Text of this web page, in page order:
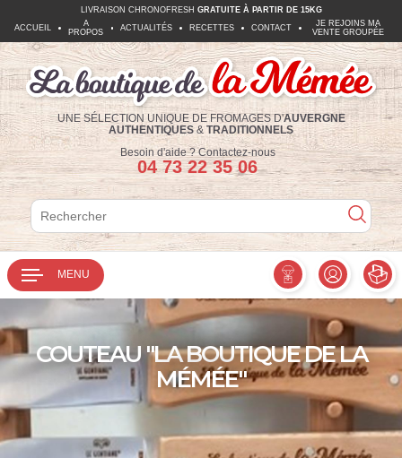
LIVRAISON CHRONOFRESH GRATUITE À PARTIR DE 15KG
ACCUEIL
A
PROPOS
ACTUALITÉS RECETTES CONTACT
JE REJOINS MA
VENTE GROUPÉE
UNE SÉLECTION UNIQUE DE FROMAGES D'AUVERGNE
AUTHENTIQUES & TRADITIONNELS
Besoin d'aide ?Contactez-nous
Téléphone :
04 73 22 35 06
Rechercher
Rechercher
MENU
COUTEAU "LA BOUTIQUE DE LA
MÉMÉE"